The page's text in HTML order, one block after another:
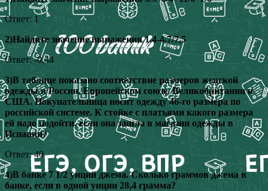
Ответ: 1
2)Найдите значение выражения 1,4-4,7/7,5
Ответ: -0,44
3)В таблице показано соответствие размеров женской
одежды в России, Европейском союзе, Великобритании и
США. Покупательница носит одежду 46-го размера по
российской системе. К стойке с платьями какого размера
ей надо подойти, если она зашла в магазин одежды в
Испании?
Ответ: 40
4)В банке 7 1/2 унций джема. Сколько граммов джема в
банке, если в одной унции 28,4 грамма?